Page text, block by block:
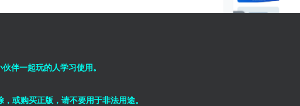
伴一起玩的人学习使用。
或购买正版，请不要用于非法用途。